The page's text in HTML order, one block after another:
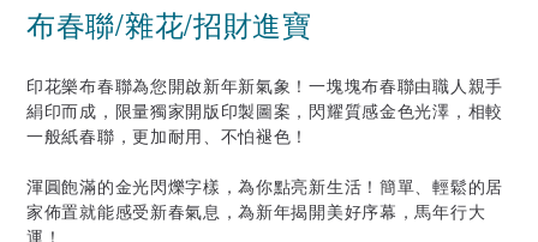
布春聯/雜花/招財進寶
印花樂布春聯為您開啟新年新氣象！一塊塊布春聯由職人親手
絹印而成，限量獨家開版印製圖案，閃耀質感金色光澤，相較
一般紙春聯，更加耐用、不怕褪色！
渾圓飽滿的金光閃爍字樣，為你點亮新生活！簡單、輕鬆的居
家佈置就能感受新春氣息，為新年揭開美好序幕，馬年行大
運！